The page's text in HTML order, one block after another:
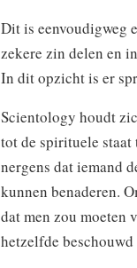
Dit is eenvoudigweg
zekere zin delen en
In dit opzicht is er
Scientology houdt
tot de spirituele
nergens dat iemand
kunnen benaderen.
dat men zou moeten
hetzelfde